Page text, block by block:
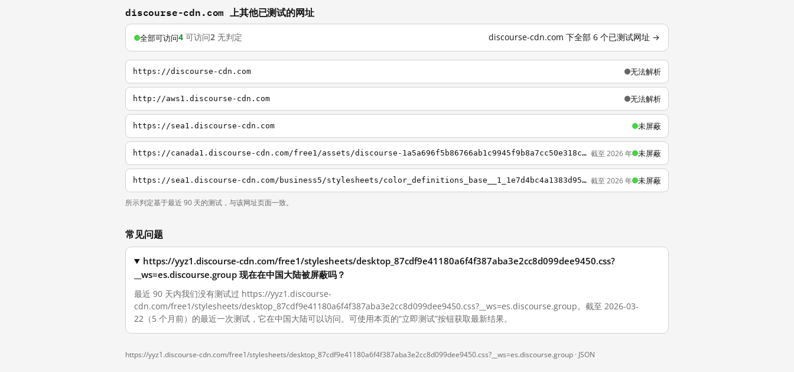
discourse-cdn.com 上其他已测试的网址
全部可访问4 可访问2 无判定 discourse-cdn.com 下全部 6 个已测试网址 →
https://discourse-cdn.com 无法解析
http://aws1.discourse-cdn.com 无法解析
https://sea1.discourse-cdn.com 未屏蔽
https://canada1.discourse-cdn.com/free1/assets/discourse-1a5a696f5b86766ab1c9945f9b8a7cc50e318cd276d348441dead931c20d47d1.br.js 截至 2026 年 未屏蔽
https://sea1.discourse-cdn.com/business5/stylesheets/color_definitions_base__1_1e7d4bc4a1383d9537a71709ff4e2a4e888c1b1a.css?__ws=users.rust-lang.org 截至 2026 年 未屏蔽
所示判定基于最近 90 天的测试，与该网址页面一致。
常见问题
https://yyz1.discourse-cdn.com/free1/stylesheets/desktop_87cdf9e41180a6f4f387aba3e2cc8d099dee9450.css?
__ws=es.discourse.group 现在在中国大陆被屏蔽吗？
最近 90 天内我们没有测试过 https://yyz1.discourse-
cdn.com/free1/stylesheets/desktop_87cdf9e41180a6f4f387aba3e2cc8d099dee9450.css?__ws=es.discourse.group。截至 2026-03-
22（5 个月前）的最近一次测试，它在中国大陆可以访问。可使用本页的“立即测试”按钮获取最新结果。
https://yyz1.discourse-cdn.com/free1/stylesheets/desktop_87cdf9e41180a6f4f387aba3e2cc8d099dee9450.css?__ws=es.discourse.group · JSON